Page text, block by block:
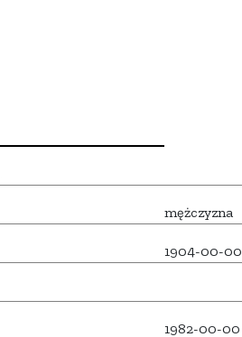
mężczyzna
1904-00-00
1982-00-00